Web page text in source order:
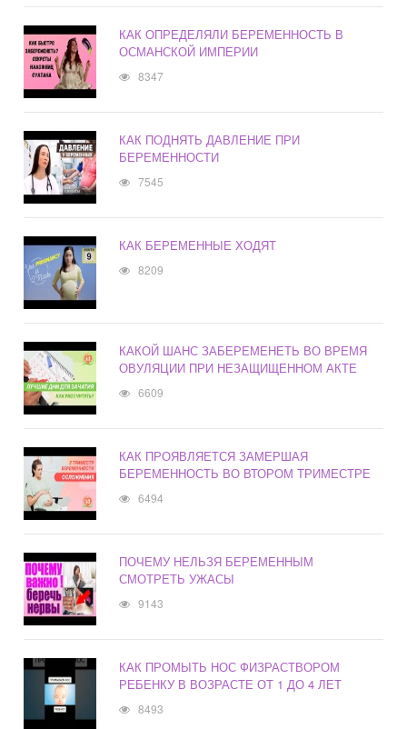
КАК ОПРЕДЕЛЯЛИ БЕРЕМЕННОСТЬ В
ОСМАНСКОЙ ИМПЕРИИ
8347
КАК ПОДНЯТЬ ДАВЛЕНИЕ ПРИ
БЕРЕМЕННОСТИ
7545
КАК БЕРЕМЕННЫЕ ХОДЯТ
8209
КАКОЙ ШАНС ЗАБЕРЕМЕНЕТЬ ВО ВРЕМЯ
ОВУЛЯЦИИ ПРИ НЕЗАЩИЩЕННОМ АКТЕ
6609
КАК ПРОЯВЛЯЕТСЯ ЗАМЕРШАЯ
БЕРЕМЕННОСТЬ ВО ВТОРОМ ТРИМЕСТРЕ
6494
ПОЧЕМУ НЕЛЬЗЯ БЕРЕМЕННЫМ
СМОТРЕТЬ УЖАСЫ
9143
КАК ПРОМЫТЬ НОС ФИЗРАСТВОРОМ
РЕБЕНКУ В ВОЗРАСТЕ ОТ 1 ДО 4 ЛЕТ
8493